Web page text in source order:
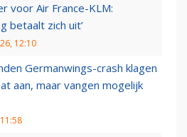
voor Air France-KLM:
betaalt zich uit’
12:10
Germanwings-crash klagen
aan, maar vangen mogelijk